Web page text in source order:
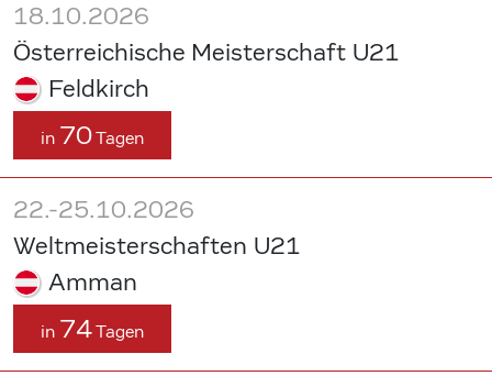
18.10.2026
Österreichische Meisterschaft U21
Feldkirch
in 70Tagen
22.-25.10.2026
Weltmeisterschaften U21
Amman
in 74Tagen